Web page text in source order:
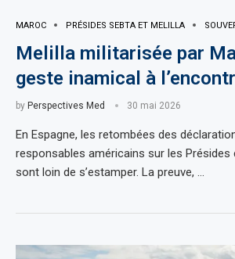
MAROC PRÉSIDES SEBTA ET MELILLA
Melilla militarisée par
geste inamical à
by Perspectives Med 30 mai 2026
En Espagne, les retombées des
responsables américains sur les
sont loin de s’estamper. La preuve, …